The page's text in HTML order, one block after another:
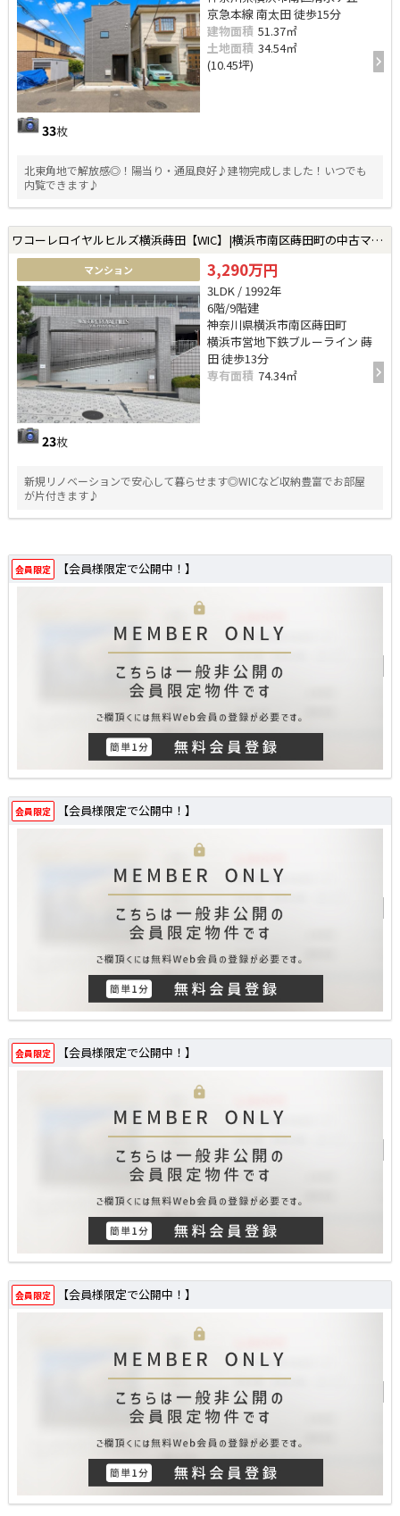
33枚
京急本線 南太田 徒歩15分
建物面積 51.37㎡
土地面積 34.54㎡
(10.45坪)
北東角地で解放感◎！陽当り・通風良好♪建物完成しました！いつでも
内覧できます♪
ワコーレロイヤルヒルズ横浜蒔田【WIC】|横浜市南区蒔田町の中古マンション
マンション
23枚
3,290万円
3LDK / 1992年
6階/9階建
神奈川県横浜市南区蒔田町
横浜市営地下鉄ブルーライン 蒔
田 徒歩13分
専有面積 74.34㎡
新規リノベーションで安心して暮らせます◎WICなど収納豊富でお部屋
が片付きます♪
会員限定 【会員様限定で公開中！】
会員限定 【会員様限定で公開中！】
会員限定 【会員様限定で公開中！】
会員限定 【会員様限定で公開中！】